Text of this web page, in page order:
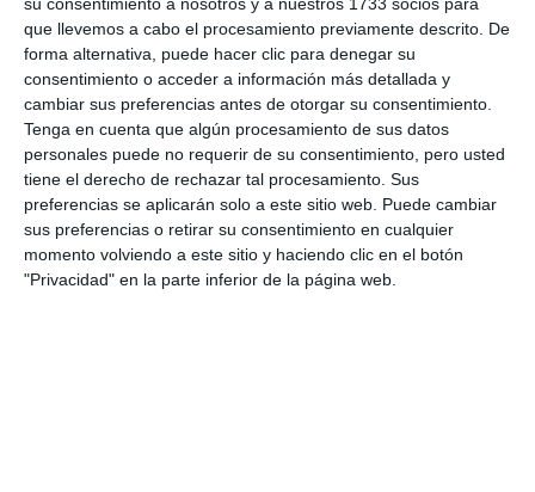
que llevemos a cabo el procesamiento previamente descrito. De
forma alternativa, puede hacer clic para denegar su
consentimiento o acceder a información más detallada y
cambiar sus preferencias antes de otorgar su consentimiento.
Tenga en cuenta que algún procesamiento de sus datos
personales puede no requerir de su consentimiento, pero usted
tiene el derecho de rechazar tal procesamiento. Sus
preferencias se aplicarán solo a este sitio web. Puede cambiar
sus preferencias o retirar su consentimiento en cualquier
momento volviendo a este sitio y haciendo clic en el botón
"Privacidad" en la parte inferior de la página web.
• Visión débil o borrosa
Comparte esta noticia desde el siguiente enlace:
https://mijascom.com/?a=2017